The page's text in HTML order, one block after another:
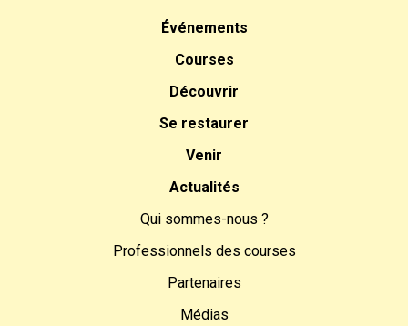
Événements
Courses
Découvrir
Se restaurer
Venir
Actualités
Qui sommes-nous ?
Professionnels des courses
Partenaires
Médias